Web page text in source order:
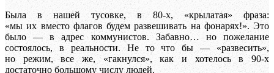
Была в нашей тусовке, в 80-х, «крылатая» фраза:
«мы их вместо флагов будем развешивать на фонарях!». Это
было — в адрес коммунистов. Забавно… но пожелание
состоялось, в реальности. Не то что бы — «развесить»,
но режим, все же, «гакнулся», как и хотелось в 90-х
достаточно большому числу людей.